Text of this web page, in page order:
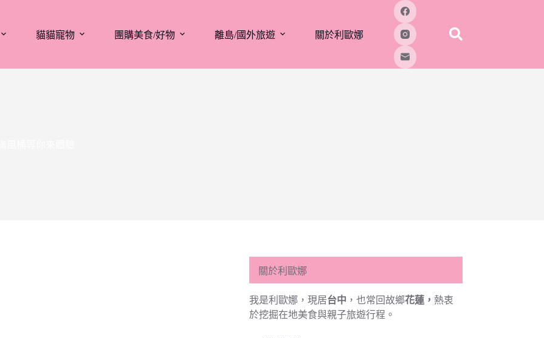
貓貓寵物 團購美食/好物 離島/國外旅遊 關於利歐娜
關於利歐娜
我是利歐娜，現居台中 ，也常回故鄉花蓮， 熱衷
於挖掘在地美食與親子旅遊行程。